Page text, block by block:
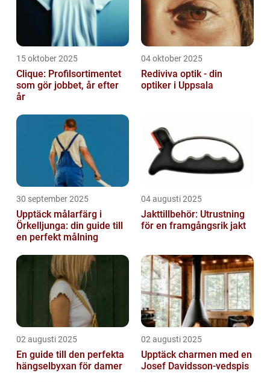
15 oktober 2025
Clique: Profilsortimentet
som gör jobbet, år efter
år
04 oktober 2025
Rediviva optik - din
optiker i Uppsala
30 september 2025
Upptäck målarfärg i
Örkelljunga: din guide till
en perfekt målning
04 augusti 2025
Jakttillbehör: Utrustning
för en framgångsrik jakt
02 augusti 2025
En guide till den perfekta
hängselbyxan för damer
02 augusti 2025
Upptäck charmen med en
Josef Davidsson-vedspis